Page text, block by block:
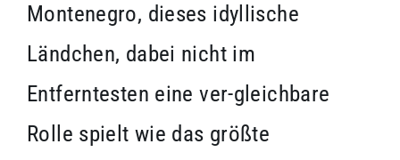
Montenegro, dieses idyllische
Ländchen, dabei nicht im
Entferntesten eine ver-gleichbare
Rolle spielt wie das größte